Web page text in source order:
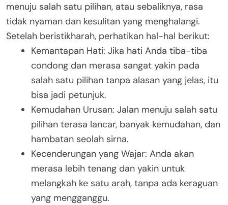
menuju salah satu pilihan, atau sebaliknya, rasa
tidak nyaman dan kesulitan yang menghalangi.
Setelah beristikharah, perhatikan hal-hal berikut:
Kemantapan Hati: Jika hati Anda tiba-tiba
condong dan merasa sangat yakin pada
salah satu pilihan tanpa alasan yang jelas, itu
bisa jadi petunjuk.
Kemudahan Urusan: Jalan menuju salah satu
pilihan terasa lancar, banyak kemudahan, dan
hambatan seolah sirna.
Kecenderungan yang Wajar: Anda akan
merasa lebih tenang dan yakin untuk
melangkah ke satu arah, tanpa ada keraguan
yang mengganggu.